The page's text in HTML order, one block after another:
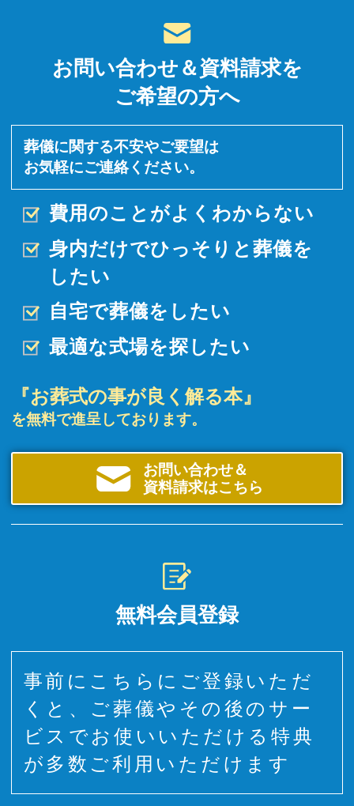
お問い合わせ＆資料請求を
ご希望の方へ
葬儀に関する不安やご要望は
お気軽にご連絡ください。
費用のことがよくわからない
身内だけでひっそりと 葬儀を
したい
自宅で葬儀をしたい
最適な式場を探したい
『お葬式の事が良く解る本』
を無料で進呈しております。
お問い合わせ＆
資料請求はこちら
無料会員登録
事前にこちらにご登録いただ
くと、ご葬儀やその後のサー
ビスでお使いいただける特典
が多数ご利用いただけます